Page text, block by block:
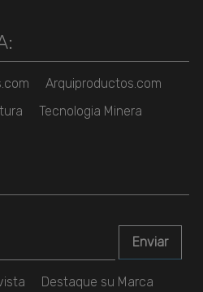
Arquiproductos.com
Tecnologia Minera
Destaque su Marca